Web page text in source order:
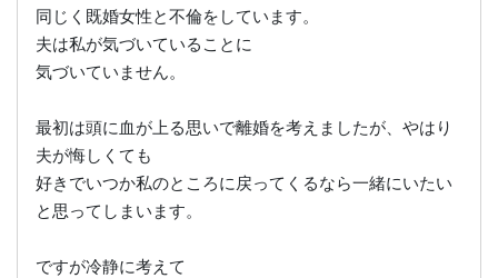
同じく既婚女性と不倫をしています。
夫は私が気づいていることに
気づいていません。
最初は頭に血が上る思いで離婚を考えましたが、やはり
夫が悔しくても
好きでいつか私のところに戻ってくるなら一緒にいたい
と思ってしまいます。
ですが冷静に考えて